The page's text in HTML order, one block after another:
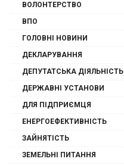
ВОЛОНТЕРСТВО
ВПО
ГОЛОВНІ НОВИНИ
ДЕКЛАРУВАННЯ
ДЕПУТАТСЬКА ДІЯЛЬНІСТЬ
ДЕРЖАВНІ УСТАНОВИ
ДЛЯ ПІДПРИЄМЦЯ
ЕНЕРГОЕФЕКТИВНІСТЬ
ЗАЙНЯТІСТЬ
ЗЕМЕЛЬНІ ПИТАННЯ